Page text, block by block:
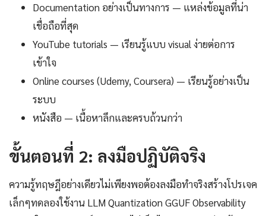
Documentation อย่างเป็นทางการ — แหล่งข้อมูลที่น่า
เชื่อถือที่สุด
YouTube tutorials — เรียนรู้แบบ visual ง่ายต่อการ
เข้าใจ
Online courses (Udemy, Coursera) — เรียนรู้อย่างเป็น
ระบบ
หนังสือ — เนื้อหาลึกและครบถ้วนกว่า
ขั้นตอนที่ 2: ลงมือปฏิบัติจริง
ความรู้ทฤษฎีอย่างเดียวไม่เพียงพอต้องลงมือทำจริงสร้างโปรเจค
เล็กๆทดลองใช้งาน LLM Quantization GGUF Observability